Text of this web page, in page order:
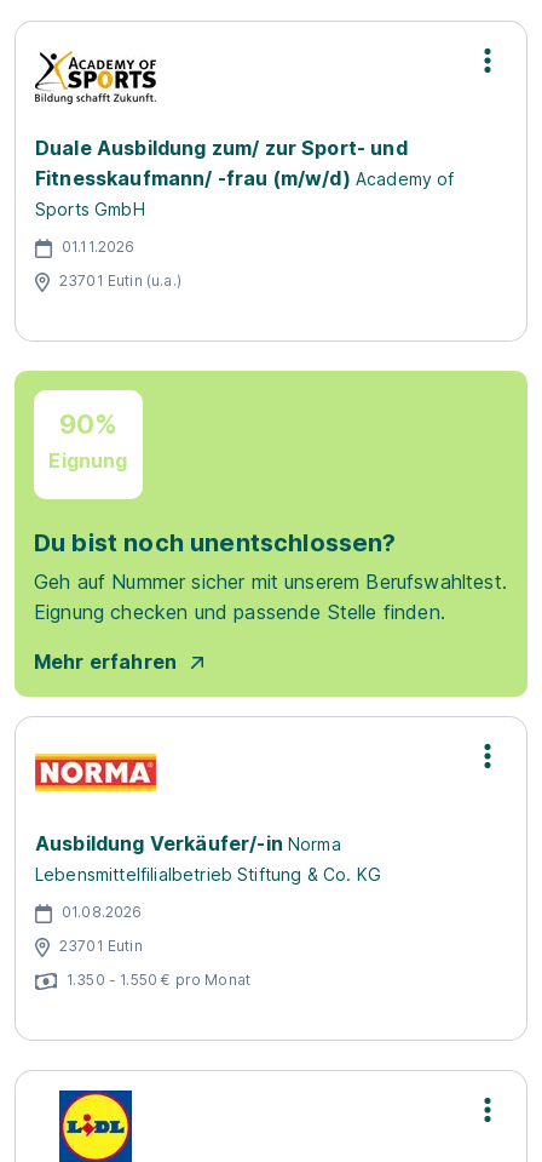
Duale Ausbildung zum/ zur Sport- und
Fitnesskaufmann/ -frau (m/w/d) Academy of
Sports GmbH
01.11.2026
23701 Eutin (u.a.)
90%
Eignung
Du bist noch unentschlossen?
Geh auf Nummer sicher mit unserem Berufswahltest.
Eignung checken und passende Stelle finden.
Mehr erfahren
Ausbildung Verkäufer/-in Norma
Lebensmittelfilialbetrieb Stiftung & Co. KG
01.08.2026
23701 Eutin
1.350 - 1.550 € pro Monat